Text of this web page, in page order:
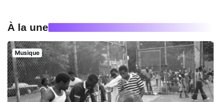
À la une
Musique